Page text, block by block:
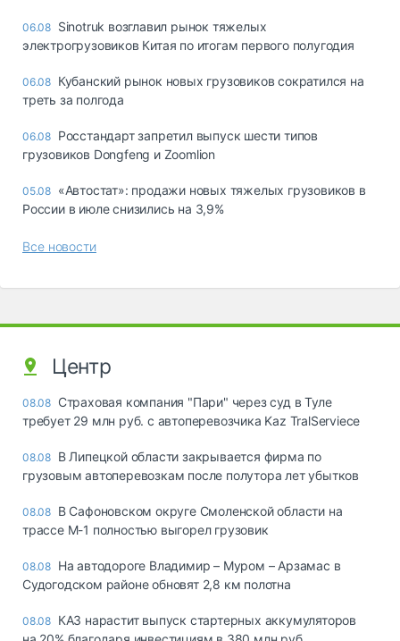
06.08 Sinotruk возглавил рынок тяжелых
электрогрузовиков Китая по итогам первого полугодия
06.08 Кубанский рынок новых грузовиков сократился на
треть за полгода
06.08 Росстандарт запретил выпуск шести типов
грузовиков Dongfeng и Zoomlion
05.08 «Автостат»: продажи новых тяжелых грузовиков в
России в июле снизились на 3,9%
Все новости
Центр
08.08 Страховая компания "Пари" через суд в Туле
требует 29 млн руб. с автоперевозчика Kaz TralServiece
08.08 В Липецкой области закрывается фирма по
грузовым автоперевозкам после полутора лет убытков
08.08 В Сафоновском округе Смоленской области на
трассе М-1 полностью выгорел грузовик
08.08 На автодороге Владимир – Муром – Арзамас в
Судогодском районе обновят 2,8 км полотна
08.08 КАЗ нарастит выпуск стартерных аккумуляторов